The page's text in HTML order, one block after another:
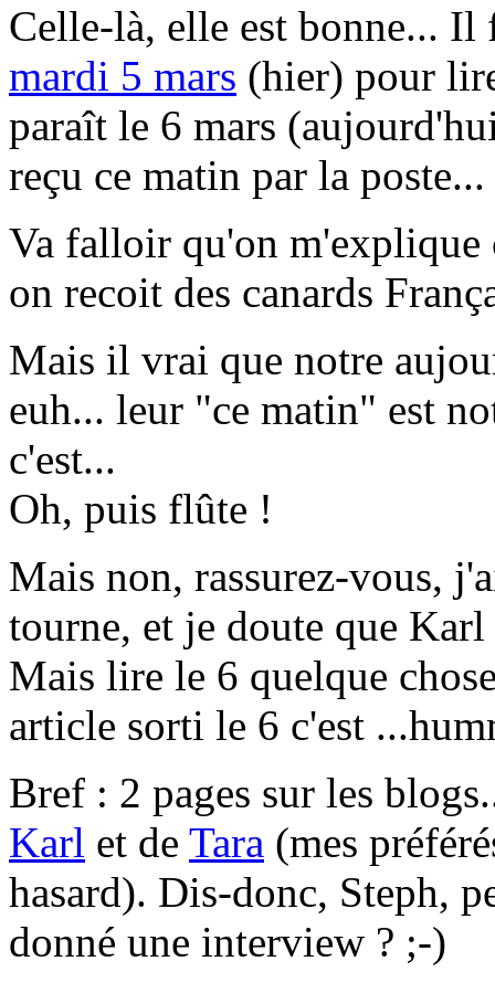
Celle-là, elle est bonne...
mardi 5 mars (hier) pour
paraît le 6 mars
reçu ce matin par la poste...
Va falloir qu'on m'explique
on recoit des canards
Mais il vrai que notre
euh... leur "ce matin" est
c'est...
Oh, puis flûte !
Mais non, rassurez-vous,
tourne, et je doute que
Mais lire le 6 quelque
article sorti le 6 c'est
Bref : 2 pages sur les
Karl et de Tara (mes
hasard). Dis-donc, Steph,
donné une interview ? ;-)